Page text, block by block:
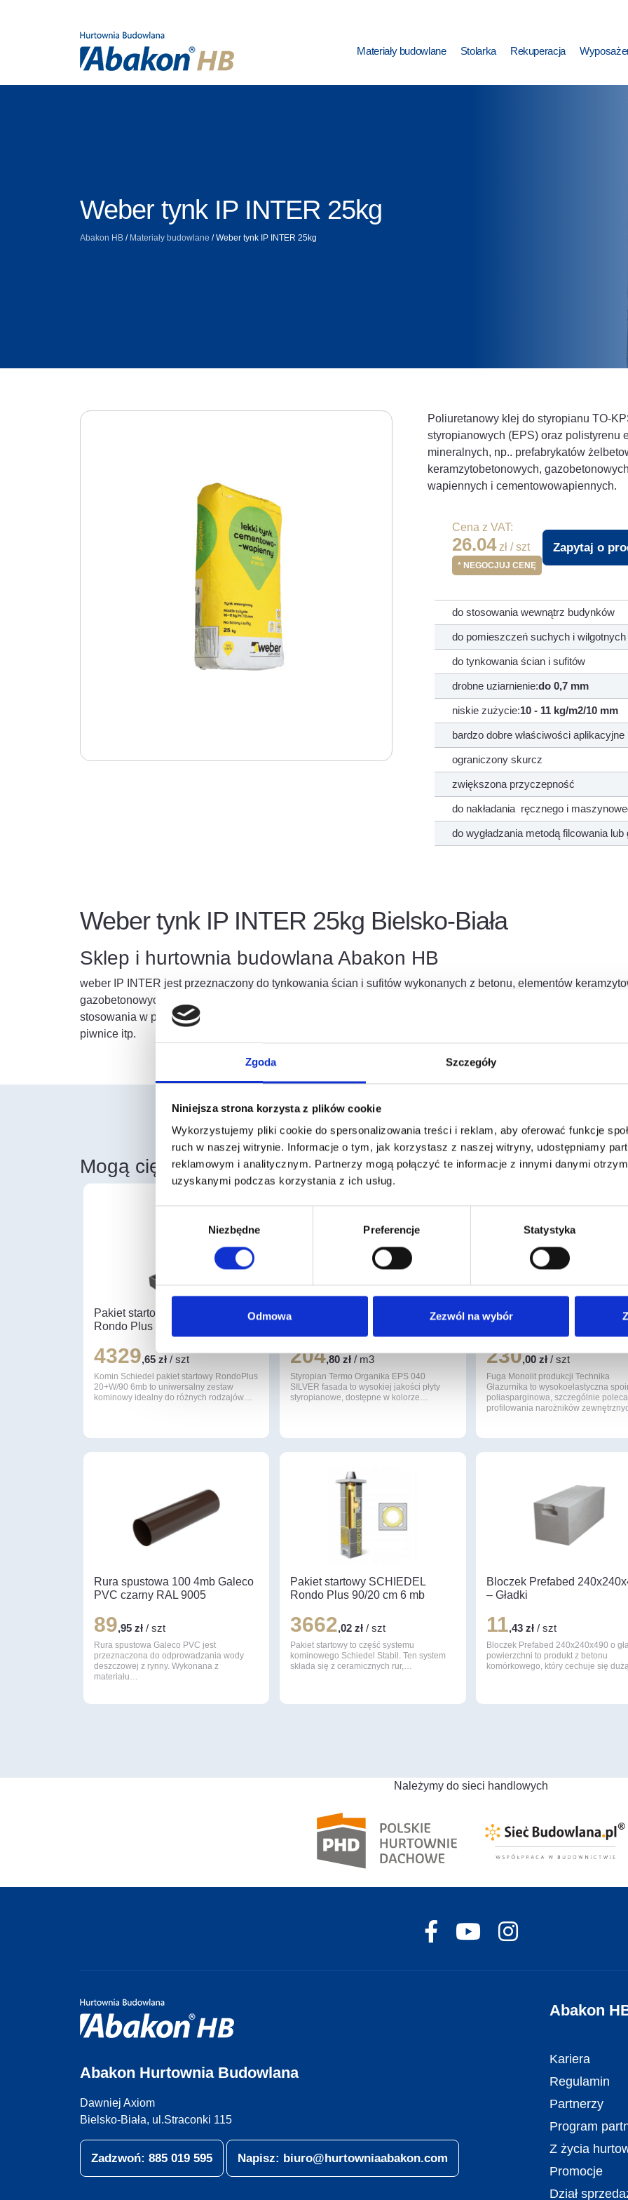
Zgoda Szczegóły
Niniejsza strona korzysta z plików cookie
Wykorzystujemy pliki cookie do spersonalizowania treści i reklam, aby oferować funkcje
ruch w naszej witrynie. Informacje o tym, jak korzystasz z naszej witryny, udostępniamy
reklamowym i analitycznym. Partnerzy mogą połączyć te informacje z innymi danymi
uzyskanymi podczas korzystania z ich usług.
Niezbędne Preferencje Statystyka
Odmowa Zezwól na wybór
Materiały budowlane Stolarka Rekuperacja
Weber tynk IP INTER 25kg
Abakon HB / Materiały budowlane / Weber tynk IP INTER 25kg
Poliuretanowy klej do styropianu TO-
styropianowych (EPS) oraz polistyrenu
mineralnych, np.. prefabrykatów
keramzytobetonowych,
wapiennych i cementowowapiennych.
Cena z VAT:
26.04zł / szt
* NEGOCJUJ CENĘ
Zapytaj o
do stosowania wewnątrz budynków
do pomieszczeń suchych i wilgotnych
do tynkowania ścian i sufitów
drobne uziarnienie:do 0,7 mm
niskie zużycie:10 - 11 kg/m2/10 mm
bardzo dobre właściwości aplikacyjne
ograniczony skurcz
zwiększona przyczepność
do nakładania ręcznego i
do wygładzania metodą filcowania lub
Weber tynk IP INTER 25kg Bielsko-Biała
Sklep i hurtownia budowlana Abakon HB
weber IP INTER jest przeznaczony do tynkowania ścian i sufitów wykonanych z betonu, elementów
gazobetonowych oraz silikatowych wewnątrz budynków mieszkalnych, obiektów handlowych i użyteczności
stosowania w pomieszczeniach suchych, jak również w pomieszczeniach narażonych na wyższe
piwnice itp.
Mogą cię również zainteresować
Pakiet startowy SCHIEDEL
Rondo Plus 90/20+W cm 6 mb
4329,65 zł / szt
Komin Schiedel pakiet startowy RondoPlus
20+W/90 6mb to uniwersalny zestaw
kominowy idealny do różnych rodzajów…
Styropian Płyty SILVER fasada
204,80 zł / m3
Styropian Termo Organika EPS 040
SILVER fasada to wysokiej jakości płyty
styropianowe, dostępne w kolorze…
Fuga Monolit (kolor 52
Brown)
230,00 zł / szt
Fuga Monolit produkcji Technika
Glazurnika to wysokoelastyczna
poliasparginowa, szczególnie
profilowania narożników
Rura spustowa 100 4mb Galeco
PVC czarny RAL 9005
89,95 zł / szt
Rura spustowa Galeco PVC jest
przeznaczona do odprowadzania wody
deszczowej z rynny. Wykonana z
materiału…
Pakiet startowy SCHIEDEL
Rondo Plus 90/20 cm 6 mb
3662,02 zł / szt
Pakiet startowy to część systemu
kominowego Schiedel Stabil. Ten system
składa się z ceramicznych rur,…
Bloczek Prefabed
– Gładki
11,43 zł / szt
Bloczek Prefabed 240x240x490 o
powierzchni to produkt z betonu
komórkowego, który cechuje się
Należymy do sieci handlowych
Abakon Hurtownia Budowlana
Dawniej Axiom
Bielsko-Biała, ul.Straconki 115
Zadzwoń: 885 019 595 Napisz: biuro@hurtowniaabakon.com
Abakon
Kariera
Regulamin
Partnerzy
Program
Z życia
Promocje
Dział